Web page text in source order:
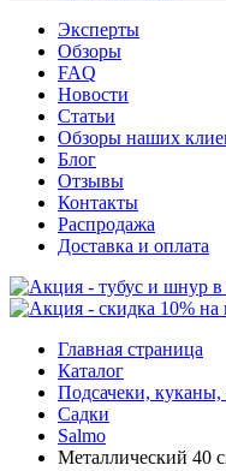
Эксперты
Обзоры
FAQ
Новости
Статьи
Обзоры наших
Блог
Отзывы
Контакты
Распродажа
Доставка и оплата
Главная страница
Каталог
Подсачеки, куканы,
Садки
Salmo
Металлический 40